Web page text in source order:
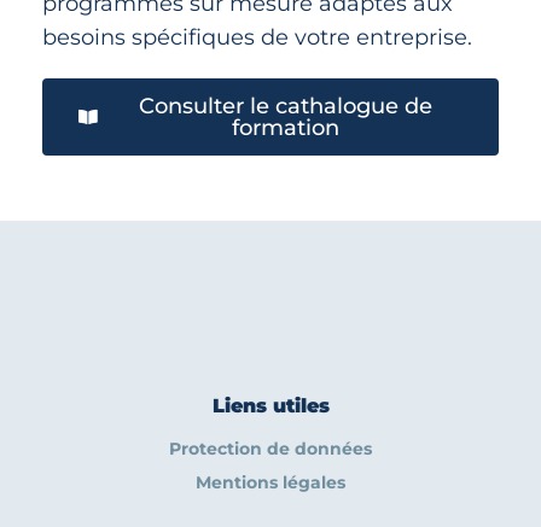
besoins spécifiques de votre entreprise.
Consulter le cathalogue de
formation
Liens utiles
Protection de données
Mentions légales